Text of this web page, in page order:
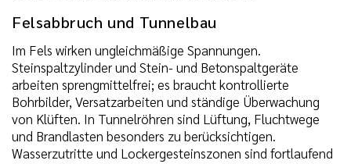
Felsabbruch und Tunnelbau
Im Fels wirken ungleichmäßige Spannungen.
Steinspaltzylinder und Stein- und Betonspaltgeräte
arbeiten sprengmittelfrei; es braucht kontrollierte
Bohrbilder, Versatzarbeiten und ständige Überwachung
von Klüften. In Tunnelröhren sind Lüftung, Fluchtwege
und Brandlasten besonders zu berücksichtigen.
Wasserzutritte und Lockergesteinszonen sind fortlaufend